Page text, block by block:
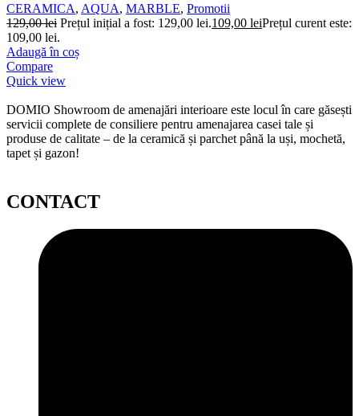
CERAMICA, AQUA, MARBLE, Promotii
129,00lei Prețul inițial a fost: 129,00 lei.109,00 leiPrețul curent este:
109,00 lei.
Adaugă în coș
Compare
Quick view
DOMIO Showroom de amenajări interioare este locul în care găsești
servicii complete de consiliere pentru amenajarea casei tale și
produse de calitate – de la ceramică și parchet până la uși, mochetă,
tapet și gazon!
CONTACT